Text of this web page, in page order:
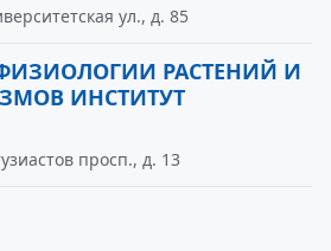
ул., д. 85
РАСТЕНИЙ И
ИНСТИТУТ
просп., д. 13